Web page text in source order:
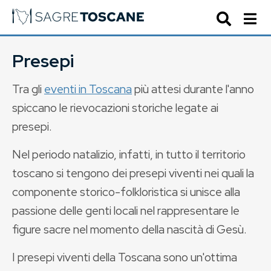
Presepi
Tra gli eventi in Toscanapiù attesi durante l'anno
spiccano le rievocazioni storiche legate ai
presepi.
Nel periodo natalizio, infatti, in tutto il territorio
toscano si tengono dei presepi viventi nei quali la
componente storico-folkloristica si unisce alla
passione delle genti locali nel rappresentare le
figure sacre nel momento della nascità di Gesù.
I presepi viventi della Toscana sono un'ottima